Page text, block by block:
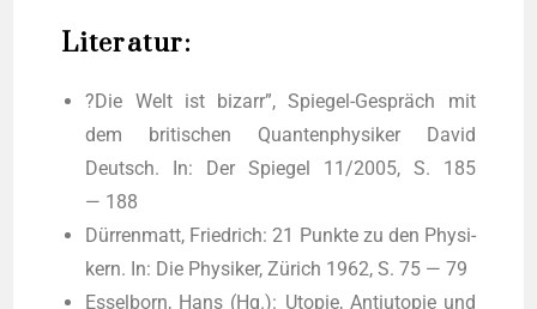
Literatur:
?Die Welt ist bizarr”, Spie­gel-Gespräch mit
dem bri­ti­schen Quan­ten­phy­si­ker David
Deutsch. In: Der Spie­gel 11/2005, S. 185
— 188
Dür­ren­matt, Fried­rich: 21 Punk­te zu den Phy­si­
kern. In: Die Phy­si­ker, Zürich 1962, S. 75 — 79
Essel­born, Hans (Hg.): Uto­pie, Anti­uto­pie und